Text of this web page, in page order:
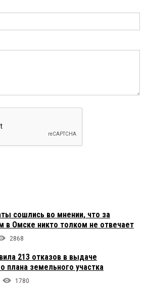
сошлись во мнении, что за
в Омске никто толком не отвечает
2868
213 отказов в выдаче
плана земельного участка
1780